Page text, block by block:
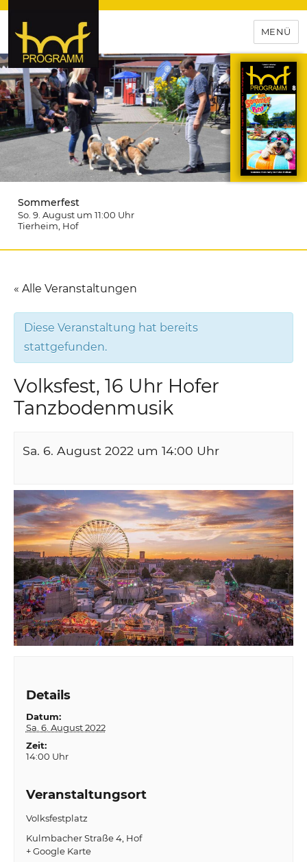
hof-programm – das
Veranstaltungsportal für
Hochfranken
MENÜ
Sommerfest
So. 9. August um 11:00 Uhr
Tierheim , Hof
« Alle Veranstaltungen
Diese Veranstaltung hat bereits
stattgefunden.
Volksfest, 16 Uhr Hofer
Tanzbodenmusik
Sa. 6. August 2022 um 14:00 Uhr
Details
Datum:
Sa. 6. August 2022
Zeit:
14:00 Uhr
Veranstaltungsort
Volksfestplatz
Kulmbacher Straße 4 Hof
+ Google Karte